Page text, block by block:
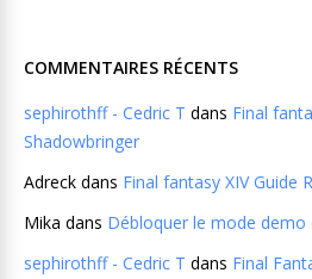
COMMENTAIRES RÉCENTS
sephirothff - Cedric T dans Final
Shadowbringer
Adreck dans Final fantasy XIV Guide
Mika dans Débloquer le mode demo
sephirothff - Cedric T dans Final